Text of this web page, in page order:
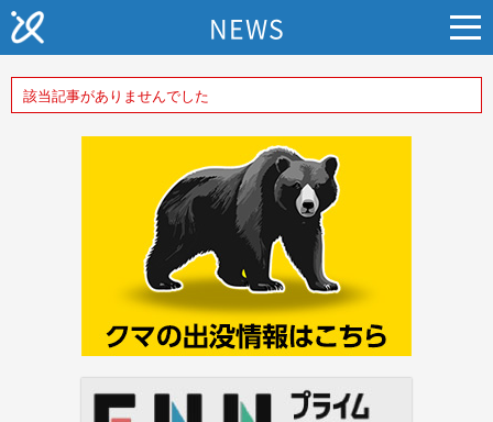
NEWS
該当記事がありませんでした